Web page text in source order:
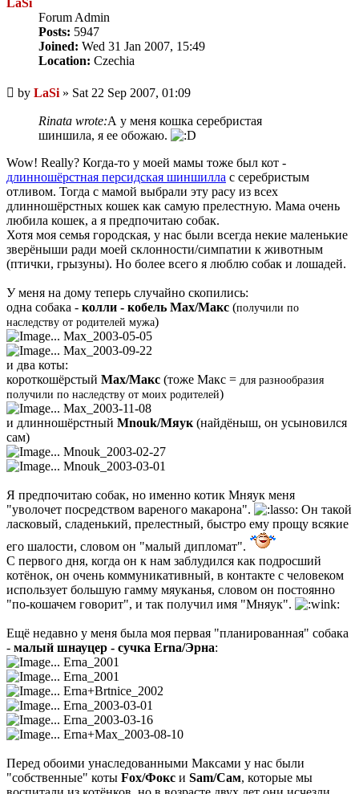
LaSi
Forum Admin
Posts: 5947
Joined: Wed 31 Jan 2007, 15:49
Location: Czechia
Unread
post
by LaSi » Sat 22 Sep 2007, 01:09
Rinata wrote:А у меня кошка серебристая
шиншила, я ее обожаю.
Wow! Really? Когда-то у моей мамы тоже был кот -
длинношёрстная персидская шиншилла с серебристым
отливом. Тогда с мамой выбрали эту расу из всех
длинношёрстных кошек как самую прелестную. Мама очень
любила кошек, а я предпочитаю собак.
Хотя моя семья городская, у нас были всегда некие маленькие
зверёныши ради моей склонности/симпатии к животным
(птички, грызуны). Но более всего я люблю собак и лошадей.
У меня на дому теперь случайно скопились:
одна собака - колли - кобель Max/Макс (получили по
наследству от родителей мужа)
... Max_2003-05-05
... Max_2003-09-22
и два коты:
короткошёрстый Max/Макс (тоже Макс = для разнообразия
получили по наследству от моих родителей)
... Max_2003-11-08
и длинношёрстный Mnouk/Мяук (найдёныш, он усыновился
сам)
... Mnouk_2003-02-27
... Mnouk_2003-03-01
Я предпочитаю собак, но именно котик Мняук меня
"уволочет посредством вареного макарона".
Он такой
ласковый, сладенький, прелестный, быстро ему прощу всякие
его шалости, словом он "малый дипломат".
С первого дня, когда он к нам заблудился как подросший
котёнок, он очень коммуникативный, в контакте с человеком
использует большую гамму мяуканья, словом он постоянно
"по-кошачем говорит", и так получил имя "Мняук".
Ещё недавно у меня была моя первая "планированная" собака
- малый шнауцер - сучка Erna/Эрна:
... Erna_2001
... Erna_2001
... Erna+Brtnice_2002
... Erna_2003-03-01
... Erna_2003-03-16
... Erna+Max_2003-08-10
Перед обоими унаследованными Максами у нас были
"собственные" коты Fox/Фокс и Sam/Сам, которые мы